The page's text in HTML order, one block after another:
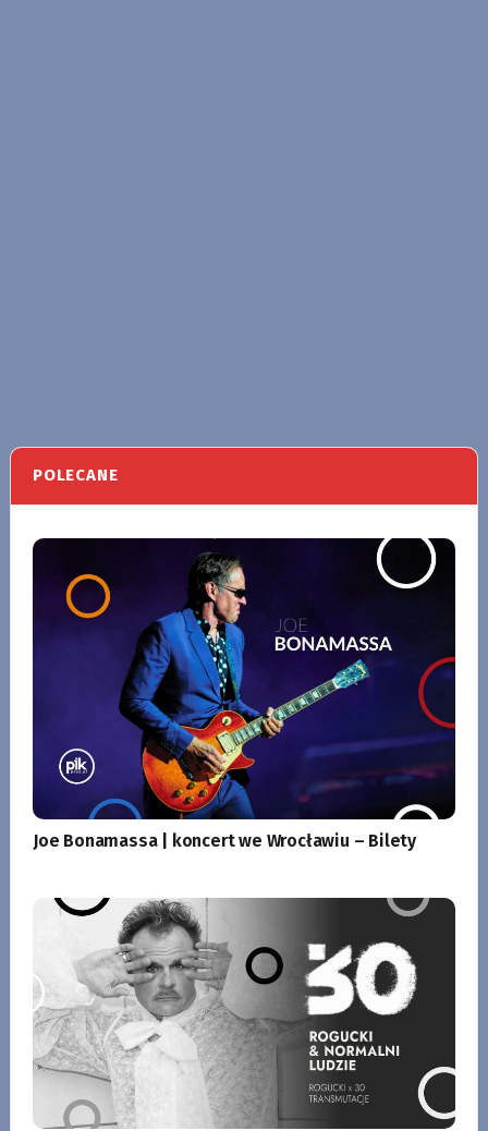
POLECANE
Joe Bonamassa | koncert we Wrocławiu – Bilety